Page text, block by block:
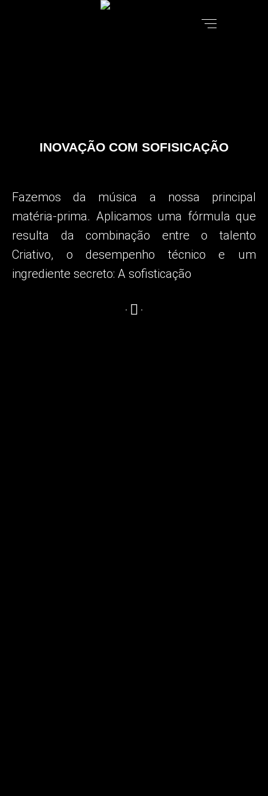
INOVAÇÃO COM SOFISICAÇÃO
Fazemos da música a nossa principal
matéria-prima. Aplicamos uma fórmula que
resulta da combinação entre o talento
Criativo, o desempenho técnico e um
ingrediente secreto: A sofisticação